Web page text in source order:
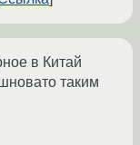
в Китай
таким